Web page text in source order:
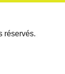
réservés.